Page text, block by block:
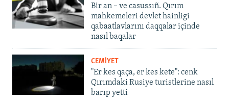
Bir an – ve casussıñ. Qırım
mahkemeleri devlet hainligi
qabaatlavlarını daqqalar içinde
nasıl baqalar
CEMİYET
"Er kes qaça, er kes kete": cenk
Qırımdaki Rusiye turistlerine nasıl
barıp yetti